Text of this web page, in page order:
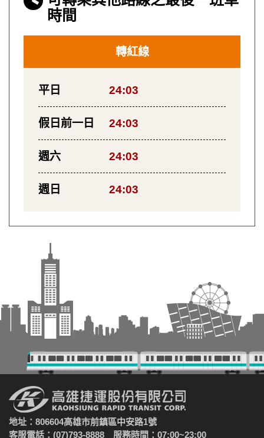
時間
轉紅線
平日 24:03
假日前一日 24:03
週六 24:03
週日 24:03
地址：806604高雄市前鎮區中安路1號
客服電話：(07)793-8888 服務時間：07:00~23:00